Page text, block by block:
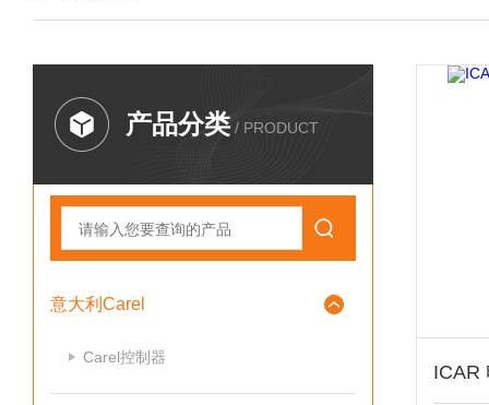
产品分类 / PRODUCT
意大利Carel
Carel控制器